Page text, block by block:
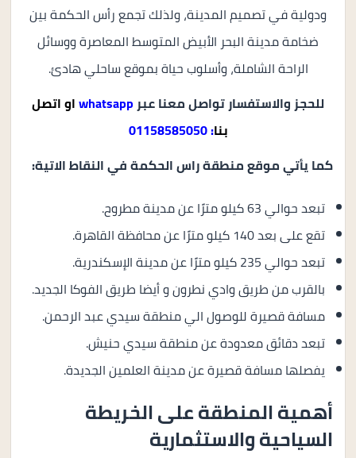
ودولية في تصميم المدينة، ولذلك تجمع رأس الحكمة بين
ضخامة مدينة البحر الأبيض المتوسط ​​المعاصرة ووسائل
الراحة الشاملة، وأسلوب حياة بموقع ساحلي هادئ.
للحجز والاستفسار تواصل معنا عبر whatsappاواتصل
بنا: 01158585050
كما يأتي موقع منطقة راس الحكمة في النقاط الاتية:
تبعد حوالي 63 كيلو مترًا عن مدينة مطروح.
تقع على بعد 140 كيلو مترًا عن محافظة القاهرة.
تبعد حوالي 235 كيلو مترًا عن مدينة الإسكندرية.
بالقرب من طريق وادي نطرون و أيضا طريق الفوكا الجديد.
مسافة قصيرة للوصول الي منطقة سيدي عبد الرحمن.
تبعد دقائق معدودة عن منطقة سيدي حنيش.
يفصلها مسافة قصيرة عن مدينة العلمين الجديدة.
أهمية المنطقة على الخريطة
السياحية والاستثمارية